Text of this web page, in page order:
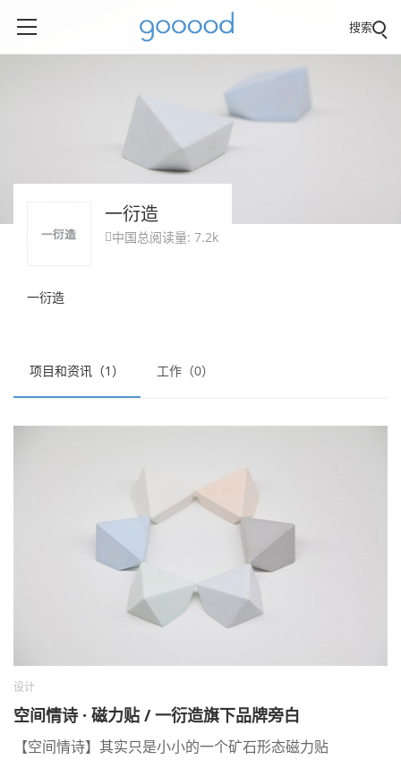
搜索
项目和资讯（1） 工作（0）
设计
空间情诗 · 磁力贴 / 一衍造旗下品牌旁白
【空间情诗】其实只是小小的一个矿石形态磁力贴
一衍造
 中国总阅读量: 7.2k
一衍造